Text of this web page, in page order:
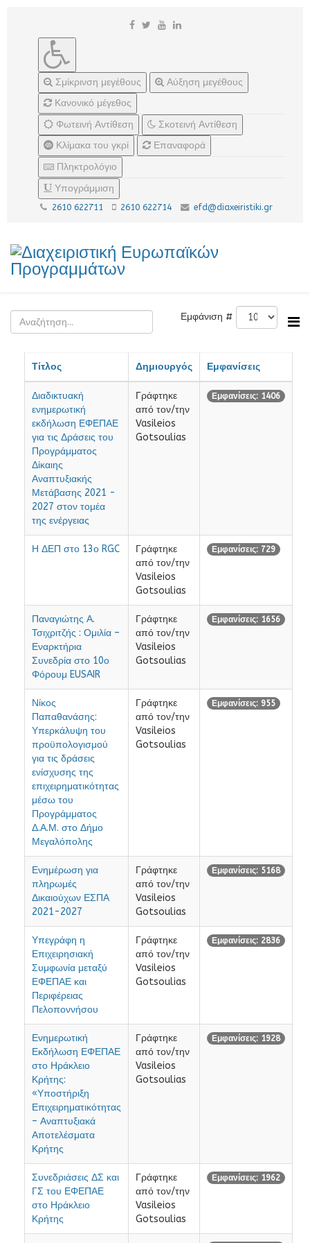
Σμίκρινση μεγέθους
Αύξηση μεγέθους
Κανονικό μέγεθος
Φωτεινή Αντίθεση
Σκοτεινή Αντίθεση
Κλίμακα του γκρί
Επαναφορά
Πληκτρολόγιο
Υπογράμμιση
2610 622711 2610 622714 efd@diaxeiristiki.gr
Εμφάνιση #
Τίτλος Δημιουργός Εμφανίσεις
Διαδικτυακή
ενημερωτική
εκδήλωση ΕΦΕΠΑΕ
για τις Δράσεις του
Προγράμματος
Δίκαιης
Αναπτυξιακής
Μετάβασης 2021 -
2027 στον τομέα
της ενέργειας
Γράφτηκε
από τον/την
Vasileios
Gotsoulias
Εμφανίσεις: 1406
Η ΔΕΠ στο 13ο RGC
Γράφτηκε
από τον/την
Vasileios
Gotsoulias
Εμφανίσεις: 729
Παναγιώτης Α.
Τσιχριτζής : Ομιλία –
Εναρκτήρια
Συνεδρία στο 10ο
Φόρουμ EUSAIR
Γράφτηκε
από τον/την
Vasileios
Gotsoulias
Εμφανίσεις: 1656
Νίκος
Παπαθανάσης:
Υπερκάλυψη του
προϋπολογισμού
για τις δράσεις
ενίσχυσης της
επιχειρηματικότητας
μέσω του
Προγράμματος
Δ.Α.Μ. στο Δήμο
Μεγαλόπολης
Γράφτηκε
από τον/την
Vasileios
Gotsoulias
Εμφανίσεις: 955
Ενημέρωση για
πληρωμές
Δικαιούχων ΕΣΠΑ
2021-2027
Γράφτηκε
από τον/την
Vasileios
Gotsoulias
Εμφανίσεις: 5168
Υπεγράφη η
Επιχειρησιακή
Συμφωνία μεταξύ
ΕΦΕΠΑΕ και
Περιφέρειας
Πελοποννήσου
Γράφτηκε
από τον/την
Vasileios
Gotsoulias
Εμφανίσεις: 2836
Ενημερωτική
Εκδήλωση ΕΦΕΠΑΕ
στο Ηράκλειο
Κρήτης:
«Υποστήριξη
Επιχειρηματικότητας
– Αναπτυξιακά
Αποτελέσματα
Κρήτης
Γράφτηκε
από τον/την
Vasileios
Gotsoulias
Εμφανίσεις: 1928
Συνεδριάσεις ΔΣ και
ΓΣ του ΕΦΕΠΑΕ
στο Ηράκλειο
Κρήτης
Γράφτηκε
από τον/την
Vasileios
Gotsoulias
Εμφανίσεις: 1962